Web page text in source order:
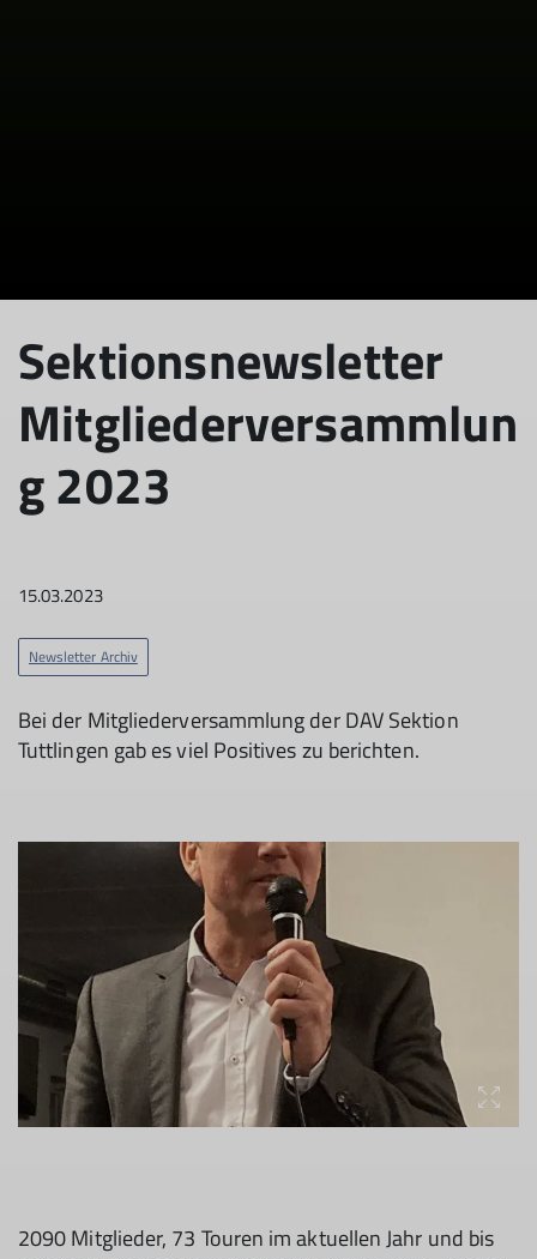
Sektionsnewsletter
Mitgliederversammlun
g 2023
15.03.2023
Newsletter Archiv
Bei der Mitgliederversammlung der DAV Sektion
Tuttlingen gab es viel Positives zu berichten.
2090 Mitglieder, 73 Touren im aktuellen Jahr und bis